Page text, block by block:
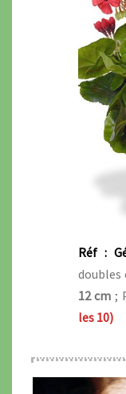
Réf :
doubles
12 cm ;
les 10)